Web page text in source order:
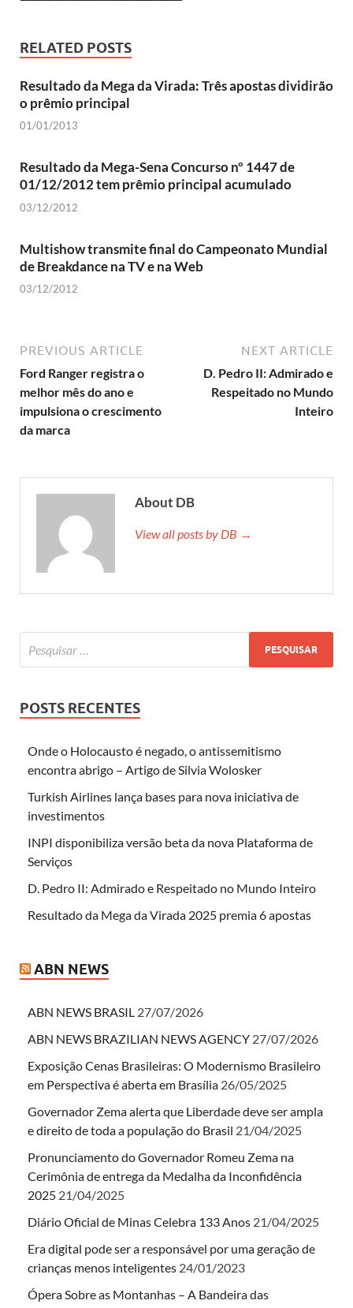
RELATED POSTS
Resultado da Mega da Virada: Três apostas dividirão
o prêmio principal
01/01/2013
Resultado da Mega-Sena Concurso nº 1447 de
01/12/2012 tem prêmio principal acumulado
03/12/2012
Multishow transmite final do Campeonato Mundial
de Breakdance na TV e na Web
03/12/2012
PREVIOUS ARTICLE
Ford Ranger registra o
melhor mês do ano e
impulsiona o crescimento
da marca
NEXT ARTICLE
D. Pedro II: Admirado e
Respeitado no Mundo
Inteiro
About DB
View all posts by DB →
POSTS RECENTES
Onde o Holocausto é negado, o antissemitismo
encontra abrigo – Artigo de Silvia Wolosker
Turkish Airlines lança bases para nova iniciativa de
investimentos
INPI disponibiliza versão beta da nova Plataforma de
Serviços
D. Pedro II: Admirado e Respeitado no Mundo Inteiro
Resultado da Mega da Virada 2025 premia 6 apostas
ABN NEWS
ABN NEWS BRASIL 27/07/2026
ABN NEWS BRAZILIAN NEWS AGENCY 27/07/2026
Exposição Cenas Brasileiras: O Modernismo Brasileiro
em Perspectiva é aberta em Brasília 26/05/2025
Governador Zema alerta que Liberdade deve ser ampla
e direito de toda a população do Brasil 21/04/2025
Pronunciamento do Governador Romeu Zema na
Cerimônia de entrega da Medalha da Inconfidência
2025 21/04/2025
Diário Oficial de Minas Celebra 133 Anos 21/04/2025
Era digital pode ser a responsável por uma geração de
crianças menos inteligentes 24/01/2023
Ópera Sobre as Montanhas – A Bandeira das